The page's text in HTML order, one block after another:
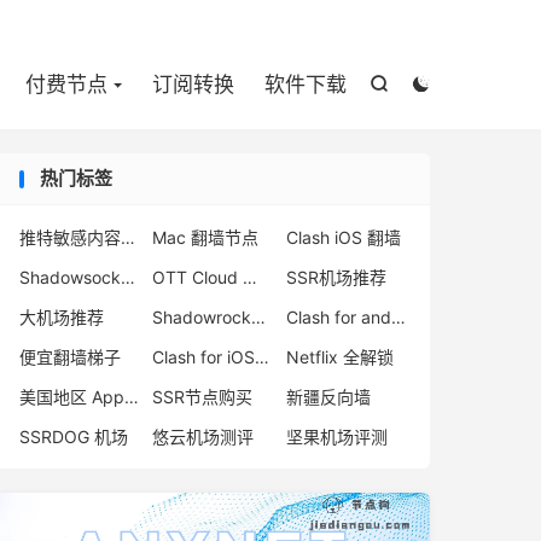


付费节点 订阅转换 软件下载
热门标签
推特敏感内容解除 Mac 翻墙节点
Clash iOS 翻墙
Shadowsocks 服务器
OTT Cloud 官网
SSR机场推荐
大机场推荐
Shadowrocket 付费节点
Clash for android 教程
便宜翻墙梯子
Clash for iOS 下载
Netflix 全解锁
美国地区 App Store
SSR节点购买
新疆反向墙
SSRDOG 机场
悠云机场测评 坚果机场评测